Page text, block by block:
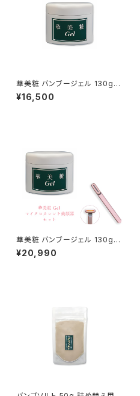
華美粧 バンブージェル 130g
はなびしょう 孟宗竹エキス バン
ブリアン 送料無料
¥16,500
華美粧 バンブージェル 130g
＋ マイクロカレント美顔器セッ
ト 送料無料
¥20,990